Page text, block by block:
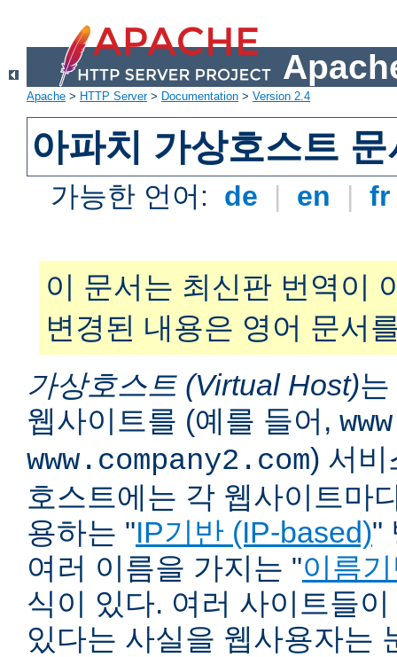
Apache > HTTP Server> Documentation > Version 2.4
아파치 가상호스트 문
가능한 언어: de | en |
이 문서는 최신판 번역이
변경된 내용은 영어 문서
가상호스트 (Virtual Host)
웹사이트를 (예를 들어,
www.company2.com) 서비
호스트에는 각 웹사이트마
용하는 "IP기반 (IP-based)"
여러 이름을 가지는 "이름
식이 있다. 여러 사이트들
있다는 사실을 웹사용자는